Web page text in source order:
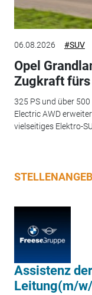
06.08.2026 #SUV
Opel
Zugkraft
325 PS und über
Electric AWD
vielseitiges Elektro-
Assistenz
Leitung(m/